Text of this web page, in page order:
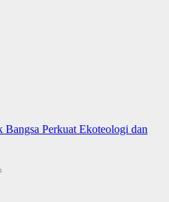
Perkuat Ekoteologi dan